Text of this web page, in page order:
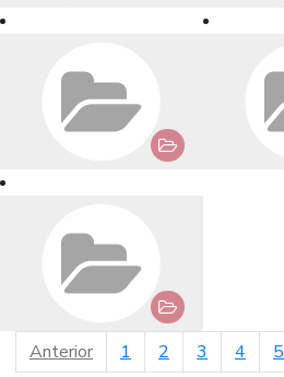
Anteriorpágina anterior
1 2 3 4 5